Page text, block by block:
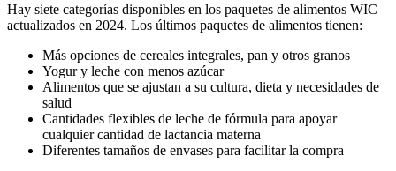
Hay siete categorías disponibles en los paquetes de alimentos WIC
actualizados en 2024. Los últimos paquetes de alimentos tienen:
Más opciones de cereales integrales, pan y otros granos
Yogur y leche con menos azúcar
Alimentos que se ajustan a su cultura, dieta y necesidades de
salud
Cantidades flexibles de leche de fórmula para apoyar
cualquier cantidad de lactancia materna
Diferentes tamaños de envases para facilitar la compra